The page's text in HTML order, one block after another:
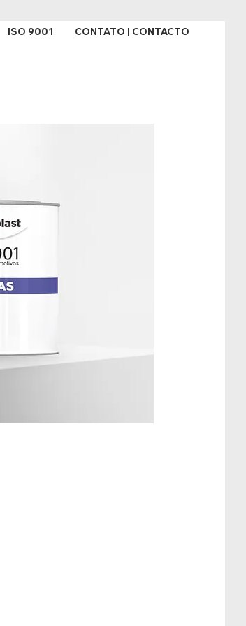
ISO 9001 CONTATO | CONTACTO